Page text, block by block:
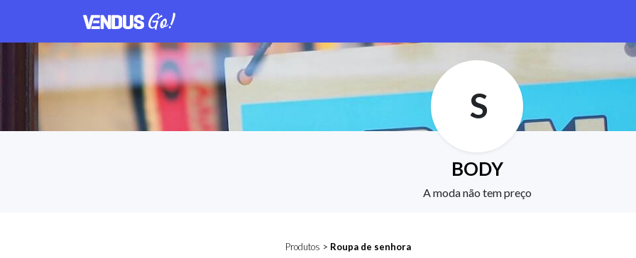
S
BODY
A moda não tem preço
Produtos > Roupa de senhora